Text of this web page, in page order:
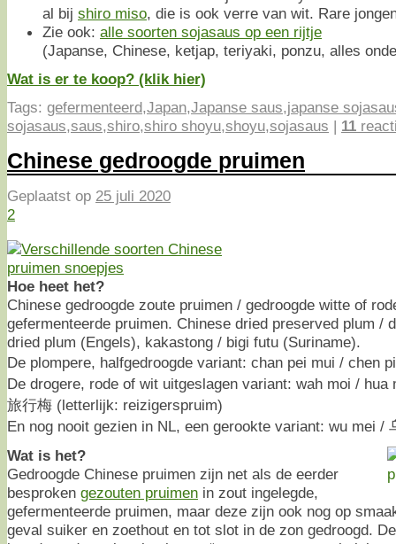
al bij shiro miso, die is ook verre van wit. Rare
Zie ook: alle soorten sojasaus op een rijtje
(Japanse, Chinese, ketjap, teriyaki, ponzu, alles
Wat is er te koop? (klik hier)
Tags: gefermenteerd,Japan,Japanse saus,japanse
sojasaus,saus,shiro,shiro shoyu,shoyu,sojasaus | 11
Chinese gedroogde pruimen
Geplaatst op 25 juli 2020
2
Hoe heet het?
Chinese gedroogde zoute pruimen / gedroogde witte of
gefermenteerde pruimen. Chinese dried preserved plum /
dried plum (Engels), kakastong / bigi futu (Suriname).
De plompere, halfgedroogde variant: chan pei mui / chen
De drogere, rode of wit uitgeslagen variant: wah moi /
旅行梅 (letterlijk: reizigerspruim)
En nog nooit gezien in NL, een gerookte variant: wu mei /
Wat is het?
Gedroogde Chinese pruimen zijn net als de eerder
besproken gezouten pruimen in zout ingelegde,
gefermenteerde pruimen, maar deze zijn ook nog op
geval suiker en zoethout en tot slot in de zon gedroogd.